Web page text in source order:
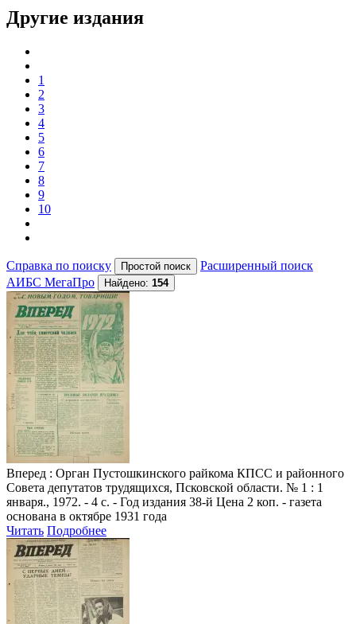
Другие издания
1
2
3
4
5
6
7
8
9
10
Справка по поиску
Расширенный поиск
АИБС МегаПро
Найдено: 154
Вперед : Орган Пустошкинского райкома КПСС и районного
Совета депутатов трудящихся, Псковской области. № 1 : 1
января., 1972. - 4 с. - Год издания 38-й Цена 2 коп. - газета
основана в октябре 1931 года
Читать Подробнее